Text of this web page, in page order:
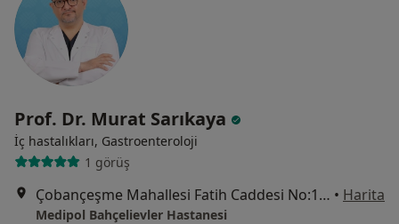
Prof. Dr. Murat Sarıkaya
İç hastalıkları, Gastroenteroloji
1 görüş
Çobançeşme Mahallesi Fatih Caddesi No:1/8, Bahçelievler • Harita
Medipol Bahçelievler Hastanesi